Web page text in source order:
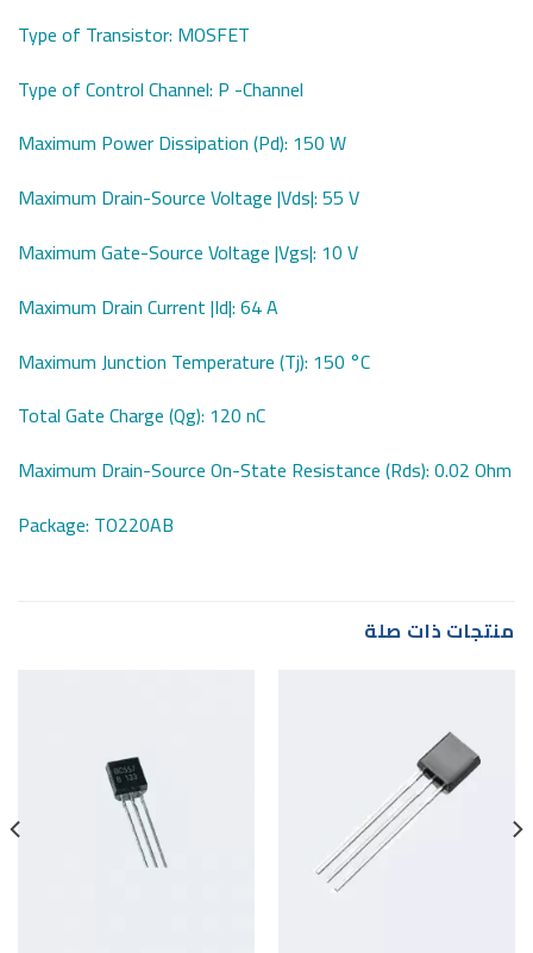
Type of Transistor: MOSFET
Type of Control Channel: P -Channel
Maximum Power Dissipation (Pd): 150 W
Maximum Drain-Source Voltage |Vds|: 55 V
Maximum Gate-Source Voltage |Vgs|: 10 V
Maximum Drain Current |Id|: 64 A
Maximum Junction Temperature (Tj): 150 °C
Total Gate Charge (Qg): 120 nC
Maximum Drain-Source On-State Resistance (Rds): 0.02 Ohm
Package: TO220AB
منتجات ذات صلة